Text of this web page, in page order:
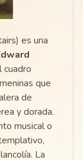
es una
que
de
y dorada.
musical o
La